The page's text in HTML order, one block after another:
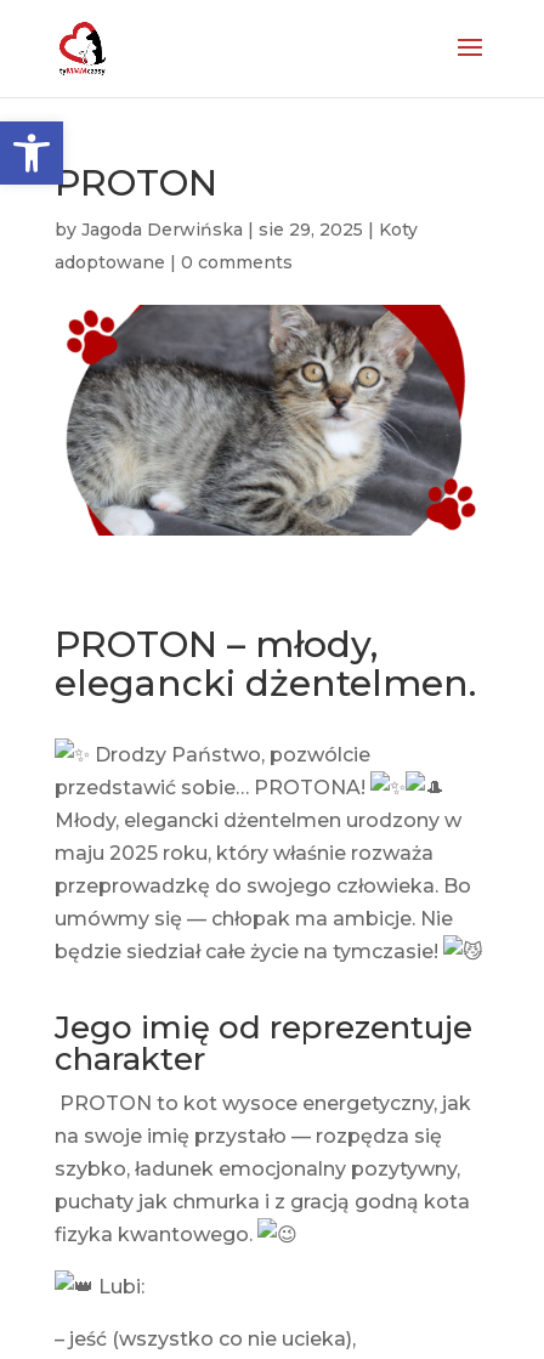
Otwórz pasek narzędzi
PROTON
by Jagoda Derwińska | sie 29, 2025 | Koty
adoptowane | 0 comments
PROTON – młody,
elegancki dżentelmen.
Drodzy Państwo, pozwólcie
przedstawić sobie… PROTONA!
Młody, elegancki dżentelmen urodzony w
maju 2025 roku, który właśnie rozważa
przeprowadzkę do swojego człowieka. Bo
umówmy się — chłopak ma ambicje. Nie
będzie siedział całe życie na tymczasie!
Jego imię od reprezentuje
charakter
PROTON to kot wysoce energetyczny, jak
na swoje imię przystało — rozpędza się
szybko, ładunek emocjonalny pozytywny,
puchaty jak chmurka i z gracją godną kota
fizyka kwantowego.
Lubi:
– jeść (wszystko co nie ucieka),